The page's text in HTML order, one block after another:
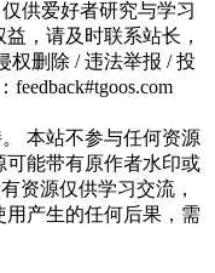
供爱好者研究与学习
，请及时联系站长，
权删除 / 违法举报 / 投
本站不参与任何资源
可能带有原作者水印或
资源仅供学习交流，
产生的任何后果，需